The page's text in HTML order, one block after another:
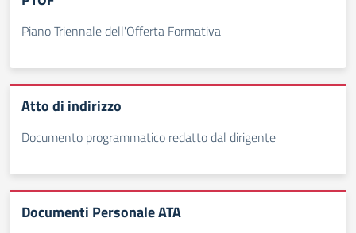
Piano Triennale dell'Offerta Formativa
Atto di indirizzo
Documento programmatico redatto dal dirigente
Documenti Personale ATA